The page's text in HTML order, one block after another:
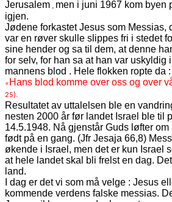
Jerusalem , men i juni 1967 kom byen
igjen.
Jødene forkastet Jesus som Messias,
var en røver skulle slippes fri i stedet
sine hender og sa til dem, at denne
for selv, for han sa at han var uskyldig
mannens blod . Hele flokken ropte da :
« Hans blod komme over oss og over
25).
Resultatet av uttalelsen ble en
nesten 2000 år før landet Israel ble til
14.5.1948. Nå gjenstår Guds løfter
født på en gang. (Jfr Jesaja 66,8)
økende i Israel, men det er kun Israel
at hele landet skal bli frelst en dag.
land.
I dag er det vi som må velge : Jesus
kommende verdens falske messias.